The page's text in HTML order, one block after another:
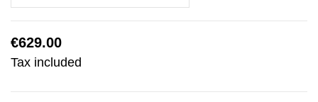
€629.00
Tax included